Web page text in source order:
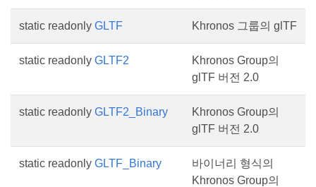
static readonly GLTF Khronos 그룹의 glTF
static readonly GLTF2
Khronos Group의
glTF 버전 2.0
static readonly GLTF2_Binary
Khronos Group의
glTF 버전 2.0
static readonly GLTF_Binary
바이너리 형식의
Khronos Group의